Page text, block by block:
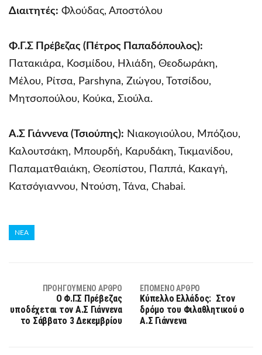
Διαιτητές: Φλούδας, Αποστόλου
Φ.Γ.Σ Πρέβεζας (Πέτρος Παπαδόπουλος):
Πατακιάρα, Κοσμίδου, Ηλιάδη, Θεοδωράκη,
Μέλου, Ρίτσα, Parshyna, Ζιώγου, Τοτσίδου,
Μητσοπούλου, Κούκα, Σιούλα.
Α.Σ Γιάννενα (Τσιούπης): Νιακογιούλου, Μπόζιου,
Καλουτσάκη, Μπουρδή, Καρυδάκη, Τικμανίδου,
Παπαματθαιάκη, Θεοπίστου, Παππά, Κακαγή,
Κατσόγιαννου, Ντούση, Τάνα, Chabai.
ΝΕΑ
ΠΡΟΗΓΟΎΜΕΝΟ ΆΡΘΡΟ
Ο Φ.Γ.Σ Πρέβεζας
υποδέχεται τον Α.Σ Γιάννενα
το Σάββατο 3 Δεκεμβρίου
ΕΠΌΜΕΝΟ ΆΡΘΡΟ
Κύπελλο Ελλάδος: Στον
δρόμο του Φιλαθλητικού ο
Α.Σ Γιάννενα